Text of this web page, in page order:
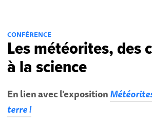
CONFÉRENCE
Les météorites, des
à la science
En lien avec l'exposition
terre !